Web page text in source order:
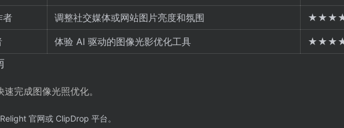
者 调整社交媒体或网站图片亮度和氛围
体验 AI 驱动的图像光影优化工具
速完成图像光照优化。
官网或 ClipDrop 平台。